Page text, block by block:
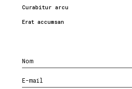
Curabitur arcu
Erat accumsan